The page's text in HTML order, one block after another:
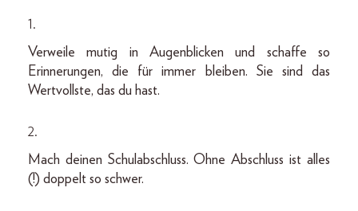
1.
Verweile mutig in Augenblicken und schaffe so
Erinnerungen, die für immer bleiben. Sie sind das
Wertvollste, das du hast.
2.
Mach deinen Schulabschluss. Ohne Abschluss ist alles
(!) doppelt so schwer.